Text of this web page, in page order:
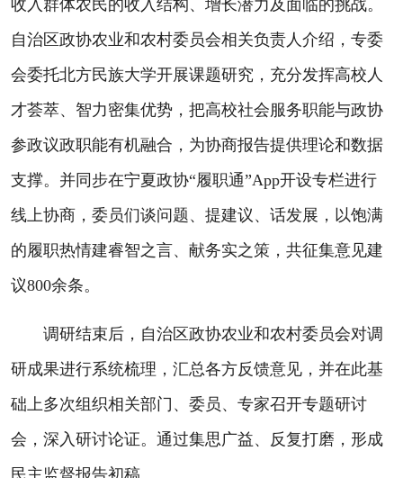
收入群体农民的收入结构、增长潜力及面临的挑战。
自治区政协农业和农村委员会相关负责人介绍，专委
会委托北方民族大学开展课题研究，充分发挥高校人
才荟萃、智力密集优势，把高校社会服务职能与政协
参政议政职能有机融合，为协商报告提供理论和数据
支撑。并同步在宁夏政协“履职通”App开设专栏进行
线上协商，委员们谈问题、提建议、话发展，以饱满
的履职热情建睿智之言、献务实之策，共征集意见建
议800余条。
调研结束后，自治区政协农业和农村委员会对调
研成果进行系统梳理，汇总各方反馈意见，并在此基
础上多次组织相关部门、委员、专家召开专题研讨
会，深入研讨论证。通过集思广益、反复打磨，形成
民主监督报告初稿。